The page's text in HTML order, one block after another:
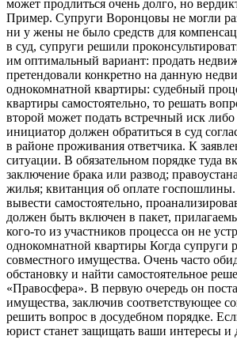
может продлиться очень долго, но
Пример. Супруги Воронцовы не могли
ни у жены не было средств для
в суд, супруги решили
им оптимальный вариант: продать
претендовали конкретно на данную
однокомнатной квартиры: судебный
квартиры самостоятельно, то решать
второй может подать встречный иск
инициатор должен обратиться в суд
в районе проживания ответчика. К
ситуации. В обязательном порядке туда
заключение брака или развод;
жилья; квитанция об оплате госпошлины.
вывести самостоятельно,
должен быть включен в пакет,
кого-то из участников процесса он не
однокомнатной квартиры Когда супруги
совместного имущества. Очень часто
обстановку и найти самостоятельное
«Правосфера». В первую очередь он
имущества, заключив соответствующее
решить вопрос в досудебном порядке.
юрист станет защищать ваши интересы и